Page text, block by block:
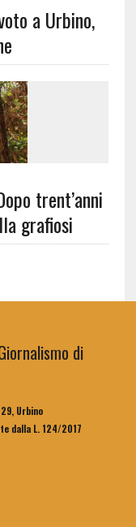
a Urbino,
trent’anni
grafiosi
di
Urbino
dalla L. 124/2017